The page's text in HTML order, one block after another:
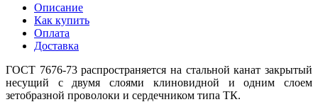
Описание
Как купить
Оплата
Доставка
ГОСТ 7676-73 распространяется на стальной канат закрытый
несущий с двумя слоями клиновидной и одним слоем
зетобразной проволоки и сердечником типа ТК.